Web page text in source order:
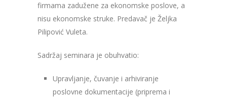
firmama zadužene za ekonomske poslove, a
nisu ekonomske struke. Predavač je Željka
Pilipović Vuleta.
Sadržaj seminara je obuhvatio:
Upravljanje, čuvanje i arhiviranje
poslovne dokumentacije (priprema i